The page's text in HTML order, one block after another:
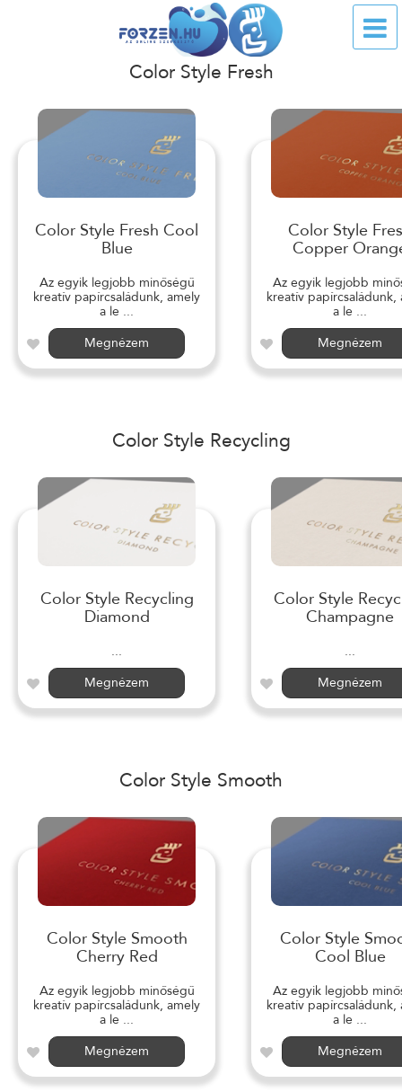
Color Style Fresh
Color Style Fresh Cool
Blue
Az egyik legjobb minőségű
kreatív papírcsaládunk, amely
a le ...
Megnézem
Color Style
Copper
Az egyik legjobb
kreatív papírcsaládunk,
a le ...
Megnézem
Color Style Recycling
Color Style Recycling
Diamond
...
Megnézem
Color Style
Champagne
...
Megnézem
Color Style Smooth
Color Style Smooth
Cherry Red
Az egyik legjobb minőségű
kreatív papírcsaládunk, amely
a le ...
Megnézem
Color Style
Cool Blue
Az egyik legjobb
kreatív papírcsaládunk,
a le ...
Megnézem